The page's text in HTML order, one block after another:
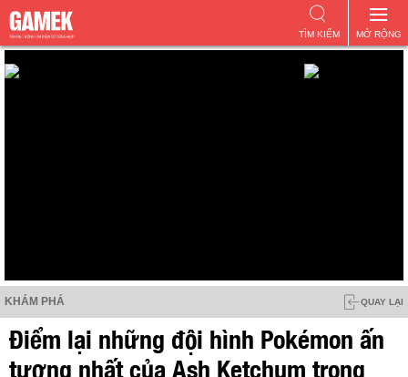
MỞ RỘNG
TÌM KIẾM
KHÁM PHÁ QUAY LẠI
Điểm lại những đội hình Pokémon ấn
tượng nhất của Ash Ketchum trong